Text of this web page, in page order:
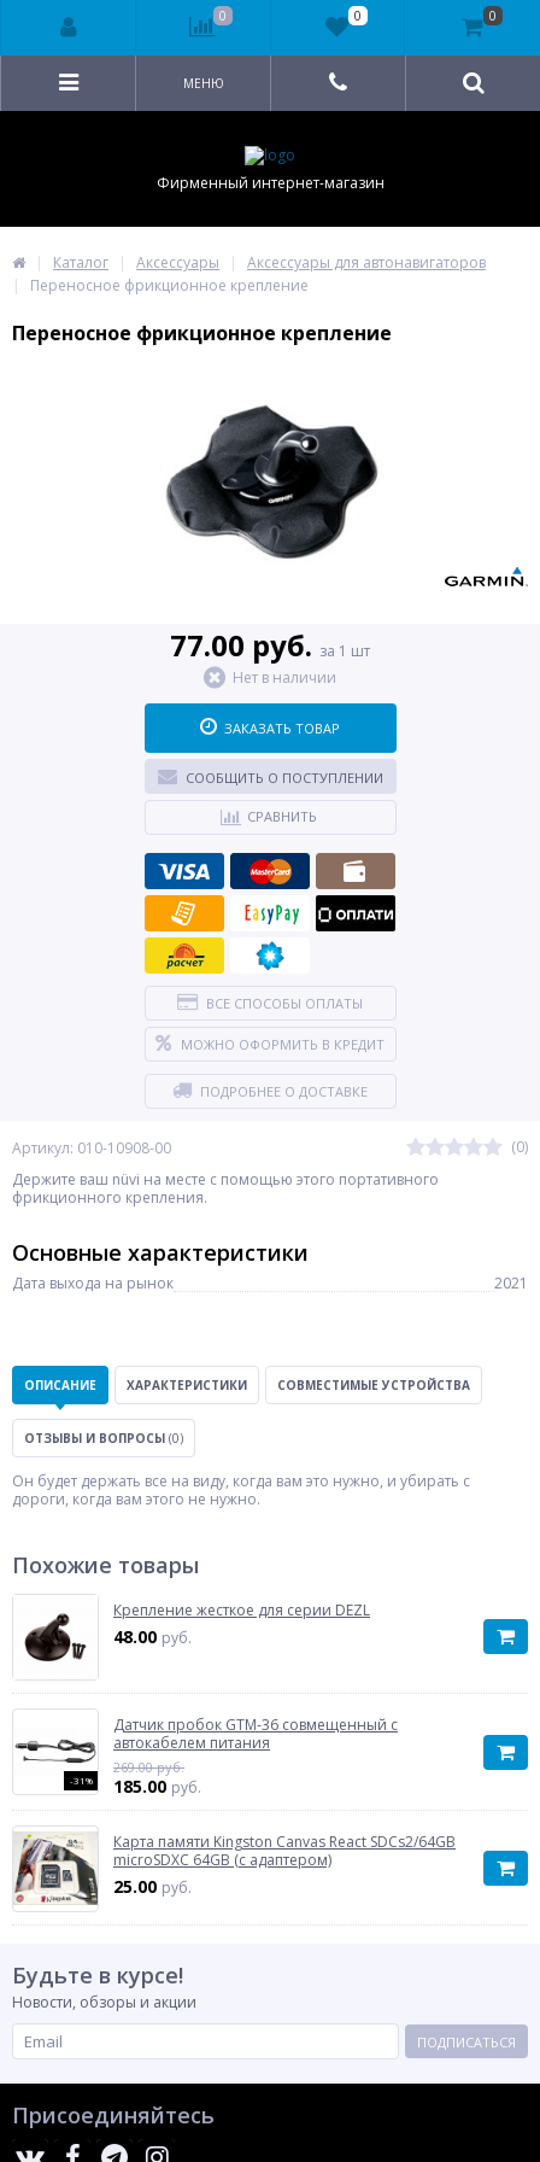
Фирменный интернет-магазин
МЕНЮ
Каталог Аксессуары
Аксессуары для автонавигаторов
Переносное фрикционное крепление
Переносное фрикционное крепление
Артикул: 010-10908-00
(0)
Держите ваш nüvi на месте с помощью этого портативного
фрикционного крепления.
77.00 руб. за 1 шт
Нет в наличии
ЗАКАЗАТЬ ТОВАР
СООБЩИТЬ О ПОСТУПЛЕНИИ
СРАВНИТЬ
ВСЕ СПОСОБЫ ОПЛАТЫ
МОЖНО ОФОРМИТЬ В КРЕДИТ
ПОДРОБНЕЕ О ДОСТАВКЕ
Основные характеристики
Дата выхода на рынок 2021
ОПИСАНИЕ ХАРАКТЕРИСТИКИ СОВМЕСТИМЫЕ УСТРОЙСТВА
ОТЗЫВЫ И ВОПРОСЫ (0)
Он будет держать все на виду, когда вам это нужно, и убирать с
дороги, когда вам этого не нужно.
Похожие товары
Крепление жесткое для серии DEZL
48.00 руб.
-31%
Датчик пробок GTM-36 совмещенный с
автокабелем питания
269.00 руб.
185.00 руб.
Карта памяти Kingston Canvas React SDCs2/64GB
microSDXC 64GB (с адаптером)
25.00 руб.
Будьте в курсе!
Новости, обзоры и акции
ПОДПИСАТЬСЯ
Присоединяйтесь
0 0 0